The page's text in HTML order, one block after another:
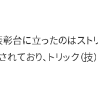
台に立ったのはスト
ており、トリック（技）